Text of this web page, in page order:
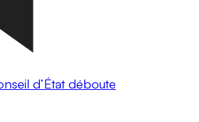
d’État déboute